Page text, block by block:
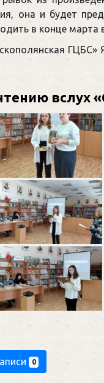
она и будет
в конце марта
ГЦБС»
вслух
0